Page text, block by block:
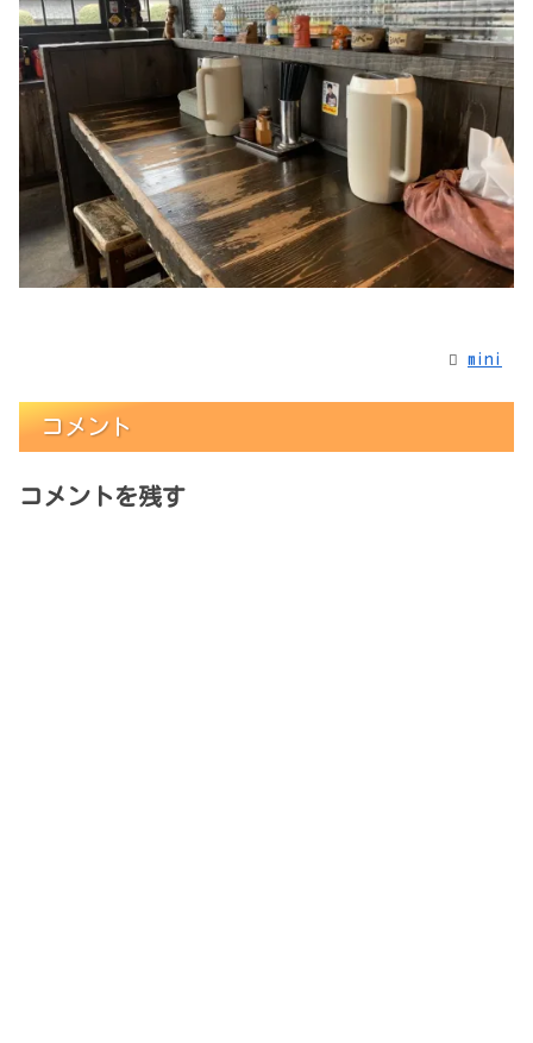
mini
コメント
コメントを残す